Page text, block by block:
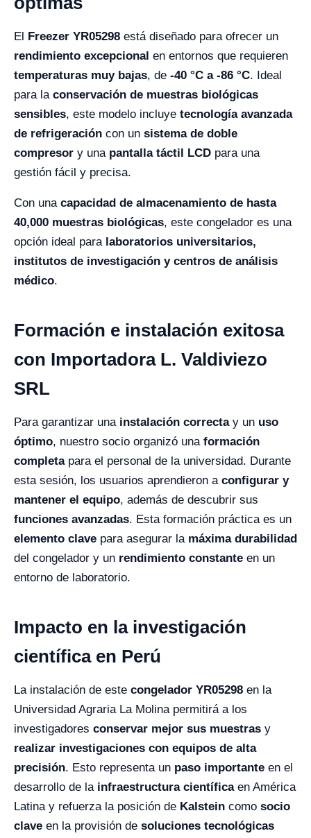
El Freezer YR05298 está diseñado para ofrecer un
rendimiento excepcional en entornos que requieren
temperaturas muy bajas, de -40 °C a -86 °C. Ideal
para la conservación de muestras biológicas
sensibles, este modelo incluye tecnología avanzada
de refrigeración con un sistema de doble
compresor y una pantalla táctil LCD para una
gestión fácil y precisa.
Con una capacidad de almacenamiento de hasta
40,000 muestras biológicas, este congelador es una
opción ideal para laboratorios universitarios,
institutos de investigación y centros de análisis
médico.
Formación e instalación exitosa
con Importadora L. Valdiviezo
SRL
Para garantizar una instalación correctay un uso
óptimo, nuestro socio organizó una formación
completapara el personal de la universidad. Durante
esta sesión, los usuarios aprendieron a configurar y
mantener el equipo, además de descubrir sus
funciones avanzadas. Esta formación práctica es un
elemento clave para asegurar la máxima durabilidad
del congelador y un rendimiento constante en un
entorno de laboratorio.
Impacto en la investigación
científica en Perú
La instalación de este congelador YR05298 en la
Universidad Agraria La Molina permitirá a los
investigadores conservar mejor sus muestras y
realizar investigaciones con equipos de alta
precisión. Esto representa un paso importante en el
desarrollo de la infraestructura científicaen América
Latina y refuerza la posición de Kalstein como socio
clave en la provisión de soluciones tecnológicas